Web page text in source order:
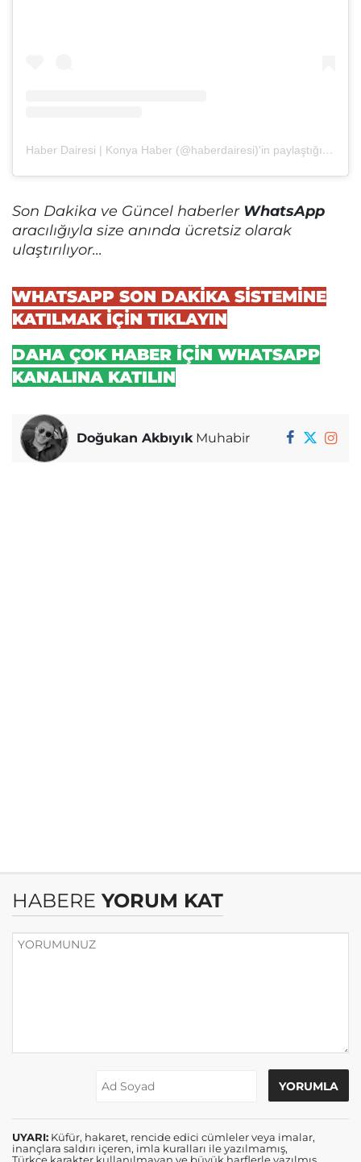
Haber Dairesi | Konya Haber (@haberdairesi)'in paylaştığı bir gönderi
Son Dakika ve Güncel haberler WhatsApp
aracılığıyla size anında ücretsiz olarak
ulaştırılıyor...
WHATSAPP SON DAKİKA SİSTEMİNE
KATILMAK İÇİN TIKLAYIN
DAHA ÇOK HABER İÇİN WHATSAPP
KANALINA KATILIN
Doğukan AkbıyıkMuhabir
HABERE YORUM KAT
UYARI: Küfür, hakaret, rencide edici cümleler veya imalar,
inançlara saldırı içeren, imla kuralları ile yazılmamış,